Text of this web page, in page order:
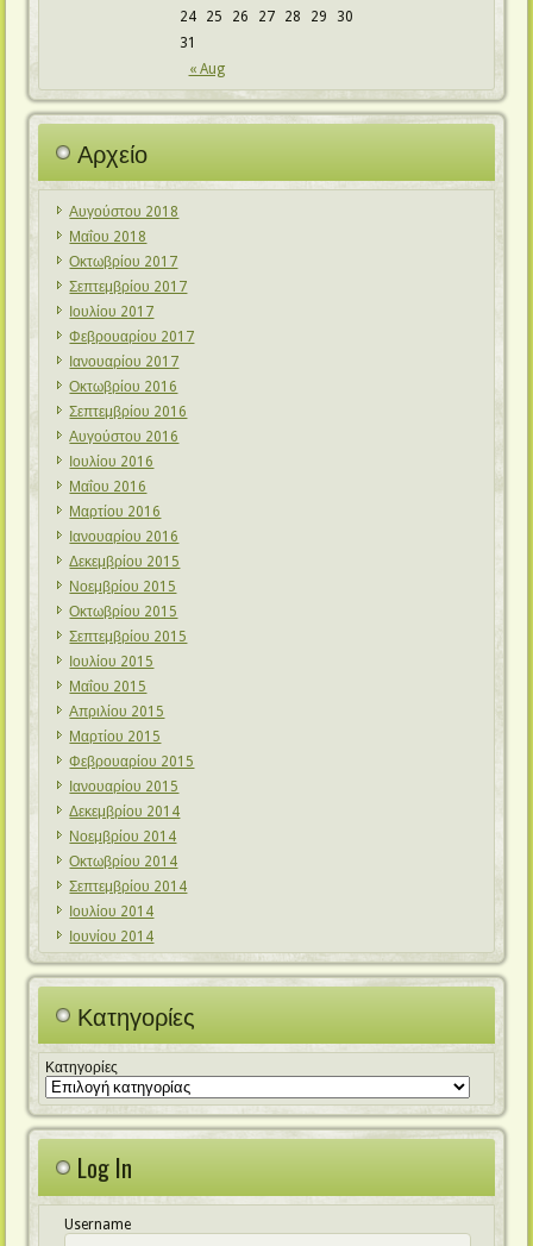
« Aug
24
25 26 27 28 29
30
31
Αρχείο
Αυγούστου 2018
Μαΐου 2018
Οκτωβρίου 2017
Σεπτεμβρίου 2017
Ιουλίου 2017
Φεβρουαρίου 2017
Ιανουαρίου 2017
Οκτωβρίου 2016
Σεπτεμβρίου 2016
Αυγούστου 2016
Ιουλίου 2016
Μαΐου 2016
Μαρτίου 2016
Ιανουαρίου 2016
Δεκεμβρίου 2015
Νοεμβρίου 2015
Οκτωβρίου 2015
Σεπτεμβρίου 2015
Ιουλίου 2015
Μαΐου 2015
Απριλίου 2015
Μαρτίου 2015
Φεβρουαρίου 2015
Ιανουαρίου 2015
Δεκεμβρίου 2014
Νοεμβρίου 2014
Οκτωβρίου 2014
Σεπτεμβρίου 2014
Ιουλίου 2014
Ιουνίου 2014
Κατηγορίες
Κατηγορίες
Log In
Username